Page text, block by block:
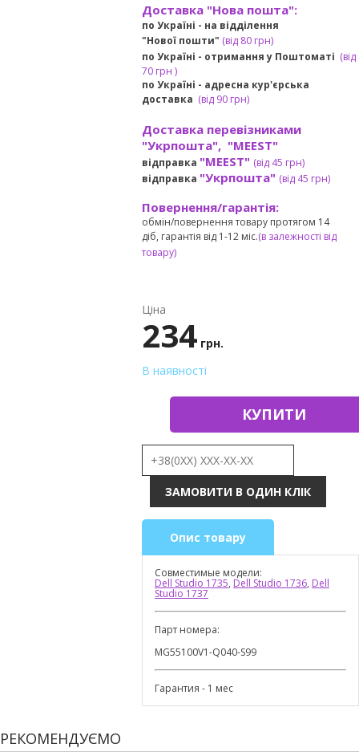
Доставка "Нова пошта":
по Україні - на відділення
"Нової пошти" (від 80 грн)
по Україні - отримання у Поштоматі (від
70 грн )
по Україні - адресна кур'єрська
доставка (від90 грн)
Доставка перевізниками
"Укрпошта", "MEEST"
відправка "MEEST" (від 45 грн)
відправка "Укрпошта" (від 45 грн)
Повернення/гарантія:
обмін/повернення товару протягом 14
діб, гарантія від 1-12 міс.(в залежності від
товару)
Ціна
234 грн.
В наявності
КУПИТИ
Опис товару
Совместимые модели:
Dell Studio 1735, Dell Studio 1736, Dell
Studio 1737
Парт номера:
MG55100V1-Q040-S99
Гарантия - 1 мес
РЕКОМЕНДУЄМО